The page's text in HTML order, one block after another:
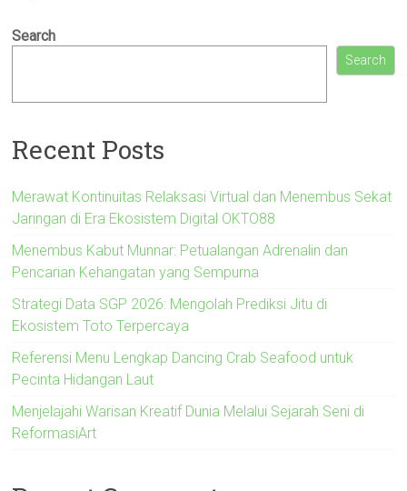
Search
Search
Recent Posts
Merawat Kontinuitas Relaksasi Virtual dan Menembus Sekat
Jaringan di Era Ekosistem Digital OKTO88
Menembus Kabut Munnar: Petualangan Adrenalin dan
Pencarian Kehangatan yang Sempurna
Strategi Data SGP 2026: Mengolah Prediksi Jitu di
Ekosistem Toto Terpercaya
Referensi Menu Lengkap Dancing Crab Seafood untuk
Pecinta Hidangan Laut
Menjelajahi Warisan Kreatif Dunia Melalui Sejarah Seni di
ReformasiArt